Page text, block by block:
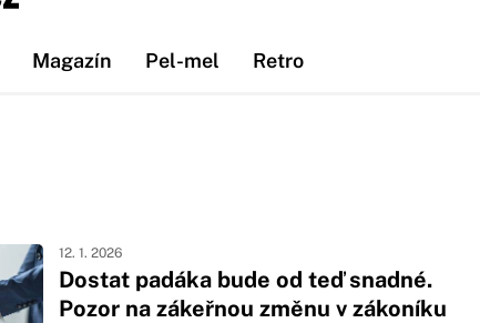
Magazín Pel-mel Retro
Dostat padáka bude od teď snadné.
Pozor na zákeřnou změnu v zákoníku
12. 1. 2026